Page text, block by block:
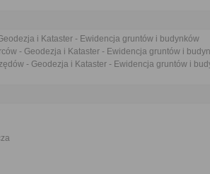
i Kataster - Ewidencja gruntów i budynków
- Geodezja i Kataster - Ewidencja gruntów i
- Geodezja i Kataster - Ewidencja gruntów i